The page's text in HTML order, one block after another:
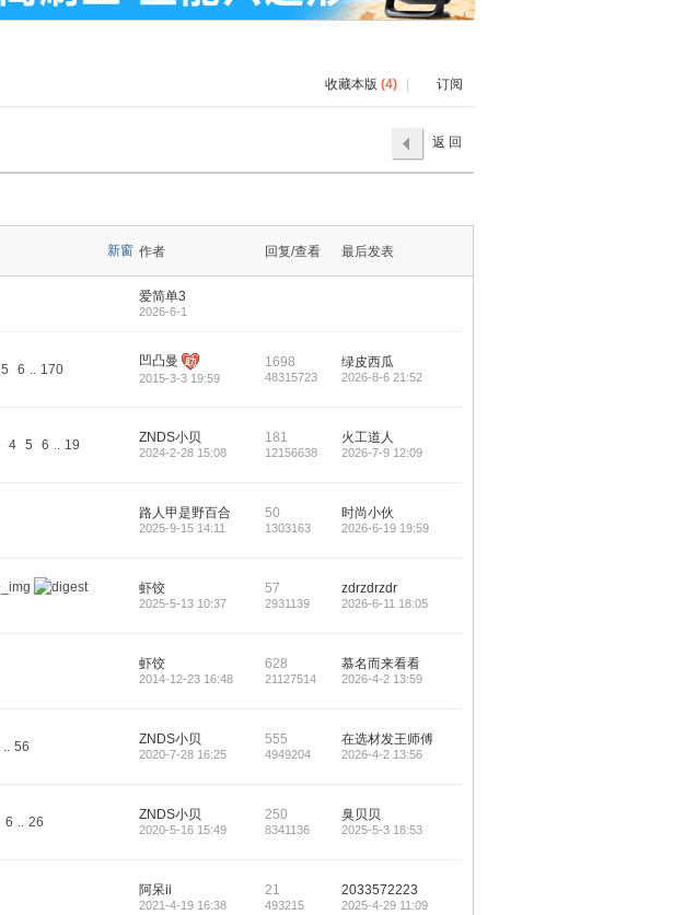
收藏本版 (4) 订阅
返 回
新窗 作者 回复/查看 最后发表
爱简单3
2026-6-1
5 6 .. 170
凹凸曼
2015-3-3 19:59
1698
48315723
绿皮西瓜
2026-8-6 21:52
4 5 6 .. 19 ZNDS小贝
2024-2-28 15:08
181
12156638
火工道人
2026-7-9 12:09
路人甲是野百合
2025-9-15 14:11
50
1303163
时尚小伙
2026-6-19 19:59
虾饺
2025-5-13 10:37
57
2931139
zdrzdrzdr
2026-6-11 18:05
虾饺
2014-12-23 16:48
628
21127514
慕名而来看看
2026-4-2 13:59
.. 56 ZNDS小贝
2020-7-28 16:25
555
4949204
在选材发王师傅
2026-4-2 13:56
6 .. 26 ZNDS小贝
2020-5-16 15:49
250
8341136
臭贝贝
2025-5-3 18:53
阿呆ii
2021-4-19 16:38
21
493215
2033572223
2025-4-29 11:09